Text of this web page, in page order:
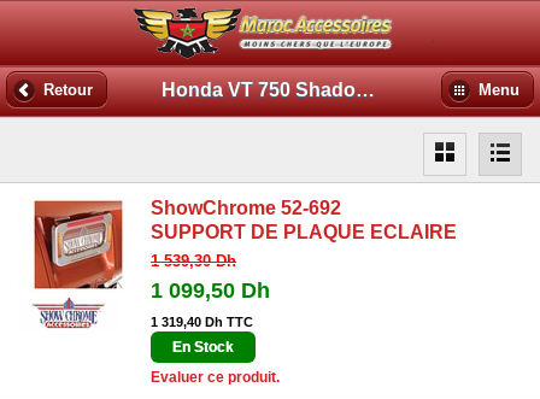
Retour Honda VT 750 Shadow BBP Menu
ShowChrome 52-692
SUPPORT DE PLAQUE ECLAIRE
1 539,30 Dh
1 099,50 Dh
1 319,40 Dh TTC
En Stock
Evaluer ce produit.